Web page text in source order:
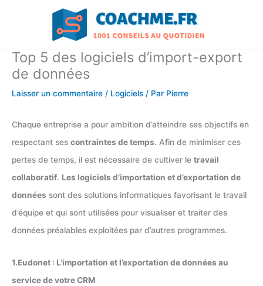
Top 5 des logiciels d’import-export
de données
Laisser un commentaire / Logiciels / Par Pierre
Chaque entreprise a pour ambition d’atteindre ses objectifs en
respectant ses contraintes de temps. Afin de minimiser ces
pertes de temps, il est nécessaire de cultiver le travail
collaboratif. Les logiciels d’importation et d’exportation de
données sont des solutions informatiques favorisant le travail
d’équipe et qui sont utilisées pour visualiser et traiter des
données préalables exploitées par d’autres programmes.
1.Eudonet : L’importation et l’exportation de données au
service de votre CRM